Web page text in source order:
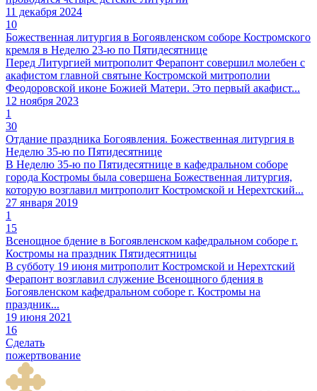
11 декабря 2024
10
Божественная литургия в Богоявленском соборе Костромского
кремля в Неделю 23-ю по Пятидесятнице
Перед Литургией митрополит Ферапонт совершил молебен с
акафистом главной святыне Костромской митрополии
Феодоровской иконе Божией Матери. Это первый акафист...
12 ноября 2023
1
30
Отдание праздника Богоявления. Божественная литургия в
Неделю 35-ю по Пятидесятнице
В Неделю 35-ю по Пятидесятнице в кафедральном соборе
города Костромы была совершена Божественная литургия,
которую возглавил митрополит Костромской и Нерехтский...
27 января 2019
1
15
Всенощное бдение в Богоявленском кафедральном соборе г.
Костромы на праздник Пятидесятницы
В субботу 19 июня митрополит Костромской и Нерехтский
Ферапонт возглавил служение Всенощного бдения в
Богоявленском кафедральном соборе г. Костромы на
праздник...
19 июня 2021
16
Сделать
пожертвование